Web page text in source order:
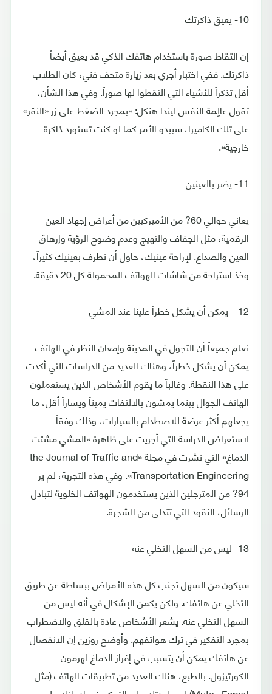
10- يعيق ذاكرتك
إن التقاط صورة باستخدام هاتفك الذكي قد يعيق أيضاً
ذاكرتك. ففي اختبار أجري بعد زيارة متحف فني، كان الطلاب
أقل تذكراً للأشياء التي التقطوا لها صوراً. وفي هذا الشأن،
تقول عالِمة النفس ليندا هنكل: «بمجرد الضغط على زر «النقر»
على تلك الكاميرا، سيبدو الأمر كما لو كنت تستورد ذاكرة
خارجية».
11- يضر بالعينين
يعاني حوالي 60? من الأميركيين من أعراض إجهاد العين
الرقمية، مثل الجفاف والتهيج وعدم وضوح الرؤية وإرهاق
العين والصداع. لإراحة عينيك، حاول أن تطرف بعينيك كثيراً،
وخذ استراحة من شاشات الهواتف المحمولة كل 20 دقيقة.
12 – يمكن أن يشكل خطراً علينا عند المشي
نعلم جميعاً أن التجول في المدينة وإمعان النظر في الهاتف
يمكن أن يشكل خطراً، وهناك العديد من الدراسات التي أكدت
على هذا النقطة. وغالباً ما يقوم الأشخاص الذين يستعملون
الهاتف الجوال بينما يمشون بالالتفات يميناً ويساراً أقل، ما
يجعلهم أكثر عرضة للاصطدام بالسيارات، وذلك وفقاً
لاستعراض الدراسة التي أجريت على ظاهرة «المشي مشتت
الدماغ» التي نشرت في مجلة «the Journal of Traffic and
Transportation Engineering». وفي هذه التجربة، لم ير
94? من المترجلين الذين يستخدمون الهواتف الخلوية لتبادل
الرسائل، النقود التي تتدلى من الشجرة.
13- ليس من السهل التخلي عنه
سيكون من السهل تجنب كل هذه الأمراض ببساطة عن طريق
التخلي عن هاتفك. ولكن يكمن الإشكال في أنه ليس من
السهل التخلي عنه. يشعر الأشخاص عادة بالقلق والاضطراب
بمجرد التفكير في ترك هواتفهم. وأوضح روزين إن الانفصال
عن هاتفك يمكن أن يتسبب في إفراز الدماغ لهرمون
الكورتيزول. بالطبع، هناك العديد من تطبيقات الهاتف (مثل